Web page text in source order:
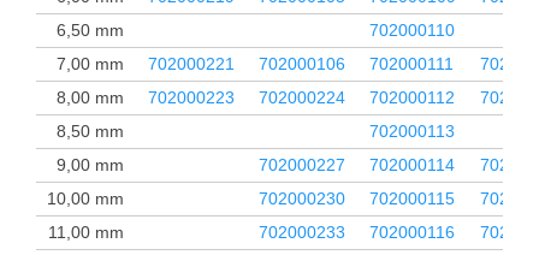
6,50 mm
702000110
7,00 mm
702000221 702000106 702000111
8,00 mm
702000223 702000224 702000112
8,50 mm
702000113
9,00 mm
702000227 702000114
10,00 mm
702000230 702000115
11,00 mm
702000233 702000116